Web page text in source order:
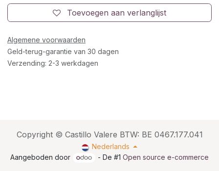
Toevoegen aan verlanglijst
Algemene voorwaarden
Geld-terug-garantie van 30 dagen
Verzending: 2-3 werkdagen
Copyright © Castillo Valere BTW: BE 0467.177.041
Nederlands
Aangeboden door
- De #1Open source e-commerce